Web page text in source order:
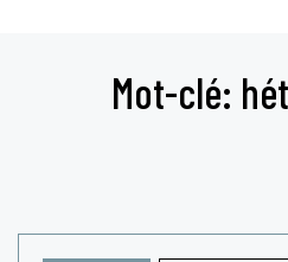
Mot-clé: